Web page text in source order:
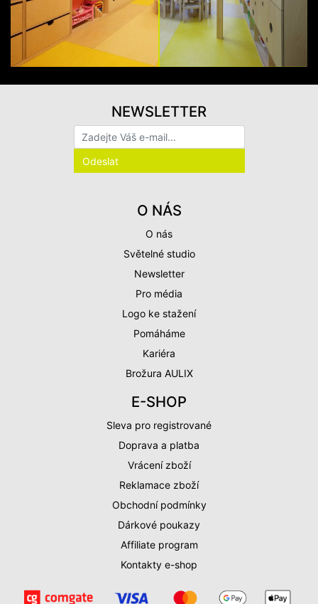
O NÁS
O nás
Světelné studio
Newsletter
Pro média
Logo ke stažení
Pomáháme
Kariéra
Brožura AULIX
E-SHOP
Sleva pro registrované
Doprava a platba
Vrácení zboží
Reklamace zboží
Obchodní podmínky
Dárkové poukazy
Affiliate program
Kontakty e-shop
NEWSLETTER